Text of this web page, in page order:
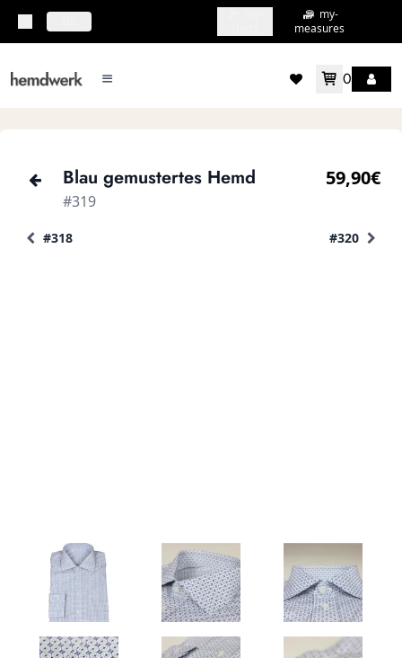
my-
measures
mainMenu.menu 0
Blau gemustertes Hemd
#319
59,90€
#318 #320